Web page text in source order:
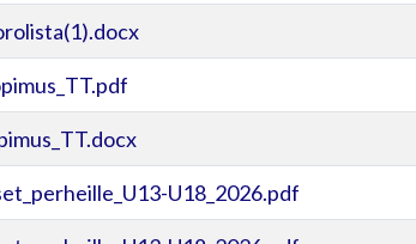
U18_2026.pdf